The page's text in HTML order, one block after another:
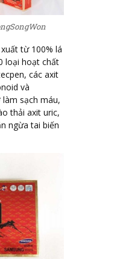
từ 100% lá
loại hoạt chất
các axit
và
sạch máu,
thải axit uric,
ngừa tai biến